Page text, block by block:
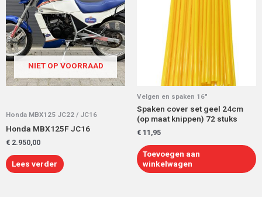
NIET OP VOORRAAD
Honda MBX125 JC22 / JC16
Honda MBX125F JC16
€ 2.950,00
Lees verder
Velgen en spaken 16"
Spaken cover set geel 24cm
(op maat knippen) 72 stuks
€ 11,95
Toevoegen aan
winkelwagen